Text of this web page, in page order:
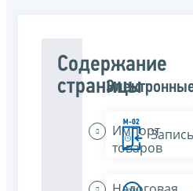
Содержание
страницы
Импорт
товаров